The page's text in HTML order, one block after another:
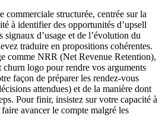
commerciale structurée, centrée sur la
à identifier des opportunités d’upsell
signaux d’usage et de l’évolution du
traduire en propositions cohérentes.
comme NRR (Net Revenue Retention),
churn logo pour rendre vos arguments
façon de préparer les rendez-vous
attendues) et de la manière dont
Pour finir, insistez sur votre capacité à
avancer le compte malgré les